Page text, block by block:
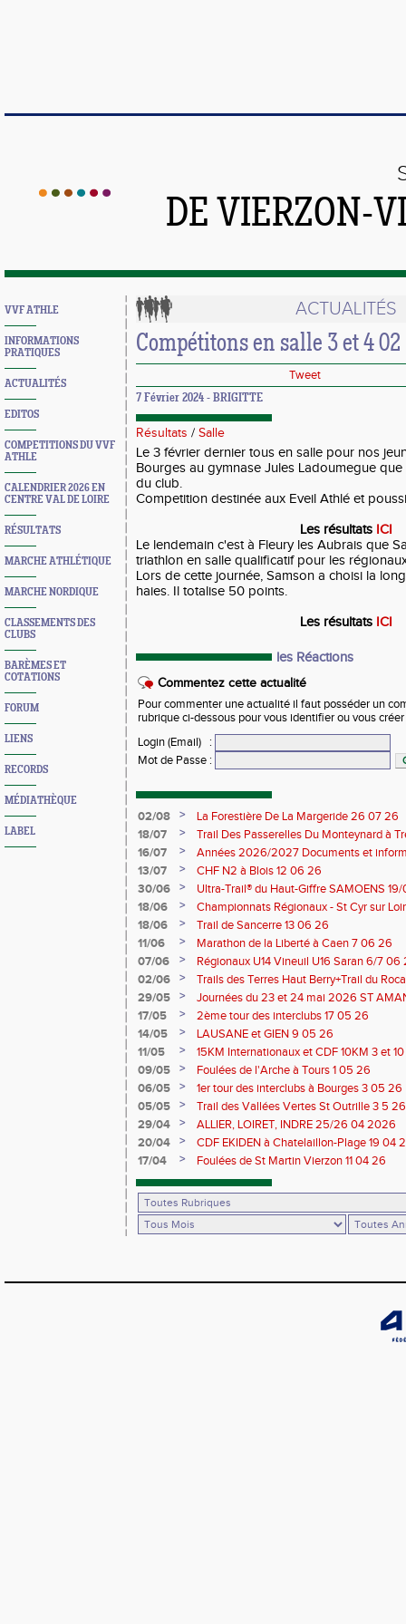
DE VIERZON-
VVF ATHLE
INFORMATIONS
PRATIQUES
ACTUALITÉS
EDITOS
COMPETITIONS DU VVF
ATHLE
CALENDRIER 2026 EN
CENTRE VAL DE LOIRE
RÉSULTATS
MARCHE ATHLÉTIQUE
MARCHE NORDIQUE
CLASSEMENTS DES
CLUBS
BARÈMES ET
COTATIONS
FORUM
LIENS
RECORDS
MÉDIATHÈQUE
LABEL
ACTUALITÉS
Compétitons en salle 3 et 4 02
Tweet
7 Février 2024 - BRIGITTE
Résultats / Salle
Le 3 février dernier tous en salle pour nos
Bourges au gymnase Jules Ladoumegue
du club.
Competition destinée aux Eveil Athlé et
Les résultats ICI
Le lendemain c'est à Fleury les Aubrais que
triathlon en salle qualificatif pour les
Lors de cette journée, Samson a choisi la
haies. Il totalise 50 points.
Les résultats ICI
les Réactions
Commentez cette actualité
Pour commenter une actualité il faut posséder un
rubrique ci-dessous pour vous identifier ou vous
Login (Email)
:
Mot de Passe :
02/08 >
La Forestière De La Margeride 26 07 26
18/07
>
Trail Des Passerelles Du Monteynard à
16/07
>
Années 2026/2027 Documents et
13/07
>
CHF N2 à Blois 12 06 26
30/06
>
Ultra-Trail® du Haut-Giffre SAMOENS
18/06
>
Championnats Régionaux - St Cyr sur
Saran 13/14 06 26
18/06 >
Trail de Sancerre 13 06 26
11/06
>
Marathon de la Liberté à Caen 7 06 26
07/06
>
Régionaux U14 Vineuil U16 Saran 6/7 06
02/06
>
Trails des Terres Haut Berry+Trail du
du Berry 30/31 05 2026
29/05 >
Journées du 23 et 24 mai 2026 ST
17/05
>
2ème tour des interclubs 17 05 26
14/05
>
LAUSANE et GIEN 9 05 26
11/05
>
15KM Internationaux et CDF 10KM 3 et
09/05
>
Foulées de l'Arche à Tours 1 05 26
06/05
>
1er tour des interclubs à Bourges 3 05 26
05/05
>
Trail des Vallées Vertes St Outrille 3 5 26
29/04
>
ALLIER, LOIRET, INDRE 25/26 04 2026
20/04
>
CDF EKIDEN à Chatelaillon-Plage 19 04
17/04
> Foulées de St Martin Vierzon 11 04 26